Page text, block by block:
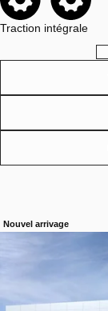
Traction intégrale
Nouvel arrivage
VOIR PLUS